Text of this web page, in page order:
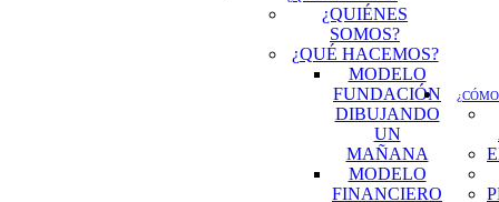
¿QUIÉNES
SOMOS?
¿QUÉ HACEMOS?
MODELO
FUNDACIÓN
DIBUJANDO
UN
MAÑANA
MODELO
FINANCIERO